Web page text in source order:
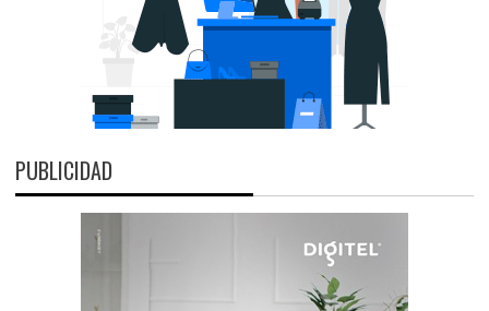
PUBLICIDAD